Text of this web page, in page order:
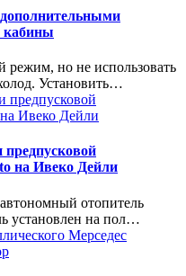
кабины
режим, но не использовать
Установить…
на Ивеко Дейли
отопитель
установлен на пол…